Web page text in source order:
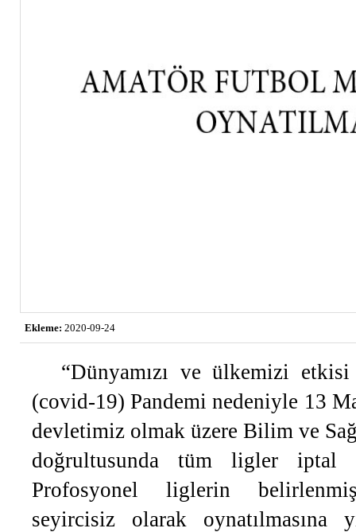
Ekleme: 2020-09-24
“Dünyamızı ve ülkemizi
(covid-19) Pandemi nedeniyle 13
devletimiz olmak üzere Bilim ve
doğrultusunda tüm ligler iptal
Profosyonel liglerin
seyircisiz olarak